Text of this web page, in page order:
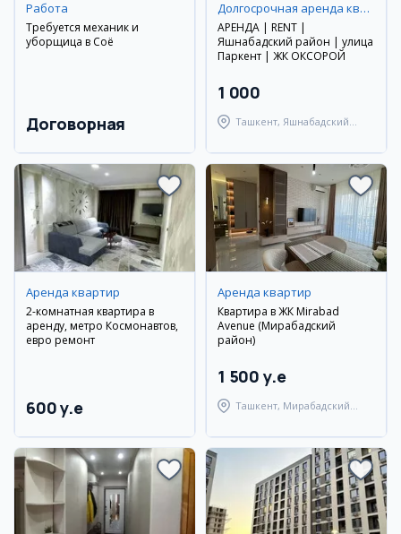
Работа
Требуется механик и
уборщица в Соё
Договорная
Долгосрочная аренда квартир
АРЕНДА | RENT |
Яшнабадский район | улица
Паркент | ЖК ОКСОРОЙ
1 000
Ташкент, Яшнабадский
Аренда квартир
2-комнатная квартира в
аренду, метро Космонавтов,
евро ремонт
600 y.e
Аренда квартир
Квартира в ЖК Mirabad
Avenue (Мирабадский
район)
1 500 y.e
Ташкент, Мирабадский